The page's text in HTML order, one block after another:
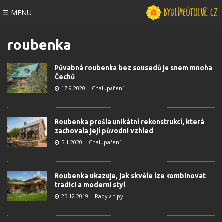
☰ MENU
roubenka
Půvabná roubenka bez sousedů je snem mnoha
Čechů
17.9.2020 Chalupaření
Roubenka prošla unikátní rekonstrukcí, která
zachovala její původní vzhled
5.1.2020 Chalupaření
Roubenka ukazuje, jak skvěle lze kombinovat
tradici a moderní styl
25.12.2019 Rady a tipy